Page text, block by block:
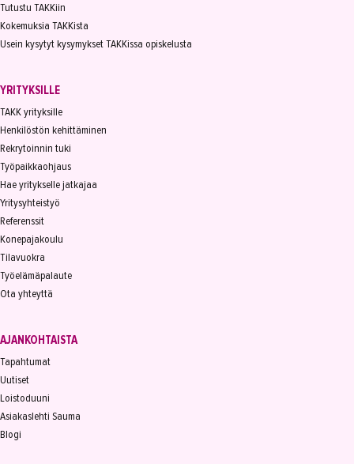
Tutustu TAKKiin
Kokemuksia TAKKista
Usein kysytyt kysymykset TAKKissa opiskelusta
YRITYKSILLE
TAKK yrityksille
Henkilöstön kehittäminen
Rekrytoinnin tuki
Työpaikkaohjaus
Hae yritykselle jatkajaa
Yritysyhteistyö
Referenssit
Konepajakoulu
Tilavuokra
Työelämäpalaute
Ota yhteyttä
AJANKOHTAISTA
Tapahtumat
Uutiset
Loistoduuni
Asiakaslehti Sauma
Blogi